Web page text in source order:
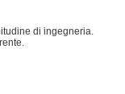
di ingegneria.